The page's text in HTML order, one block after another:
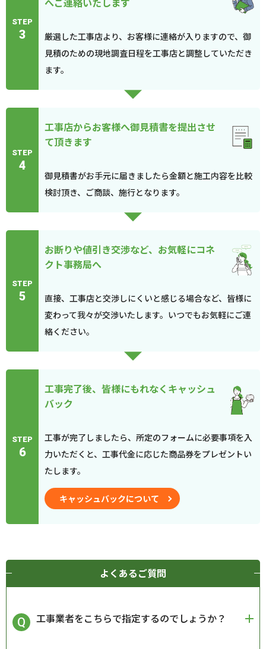
STEP
3
厳選した工事店より、お客様に連絡が入りますので、御
見積のための現地調査日程を工事店と調整していただき
ます。
STEP
4
工事店からお客様へ御見積書を提出させ
て頂きます
御見積書がお手元に届きましたら金額と施工内容を比較
検討頂き、ご商談、施行となります。
STEP
5
お断りや値引き交渉など、お気軽にコネ
クト事務局へ
直接、工事店と交渉しにくいと感じる場合など、皆様に
変わって我々が交渉いたします。いつでもお気軽にご連
絡ください。
STEP
6
工事完了後、皆様にもれなくキャッシュ
バック
工事が完了しましたら、所定のフォームに必要事項を入
力いただくと、工事代金に応じた商品券をプレゼントい
たします。
キャッシュバックについて
よくあるご質問
工事業者をこちらで指定するのでしょうか？